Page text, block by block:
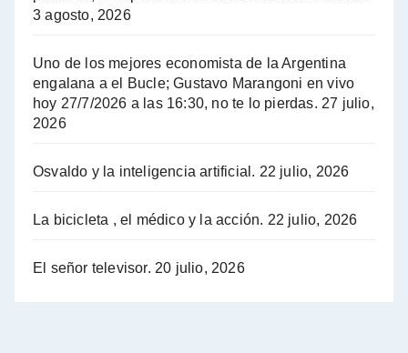
Hugo Yasky : Día de la Militancia - Hugo Yasky con Jorge Gres
Hugo Yasky sobre la Coordinadora de las Industrias de Productos Alimenticios (COPAL) - Hugo Yasky con Jorge Gres
Pablo Moyano sobre el espionaje: "Estos personajes siniestros han hecho mucho daño" - Pablo Moyano con Jorge Gres
3 agosto, 2026
Uno de los mejores economista de la Argentina
engalana a el Bucle; Gustavo Marangoni en vivo
hoy 27/7/2026 a las 16:30, no te lo pierdas. 27 julio,
2026
Osvaldo y la inteligencia artificial. 22 julio, 2026
La bicicleta , el médico y la acción. 22 julio, 2026
El señor televisor. 20 julio, 2026